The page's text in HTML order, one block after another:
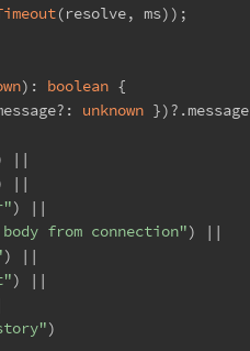
(resolve, ms));
): boolean {
unknown })?.message
||
||
) ||
from connection") ||
) ||
) ||
)